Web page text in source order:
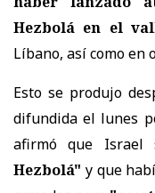
Hezbolá en el
Líbano, así como en
Esto se produjo
difundida el lunes
afirmó que Israel
Hezbolá" y que